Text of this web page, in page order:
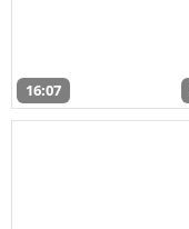
16:07